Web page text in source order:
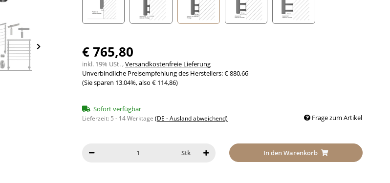
€ 765,80
inkl. 19% USt. ,Versandkostenfreie Lieferung
Unverbindliche Preisempfehlung des Herstellers:€ 880,66
(Sie sparen 13.04%, also € 114,86)
Sofort verfügbar
Lieferzeit: 5 - 14 Werktage (DE - Ausland abweichend) Frage zum Artikel
Stk In den Warenkorb